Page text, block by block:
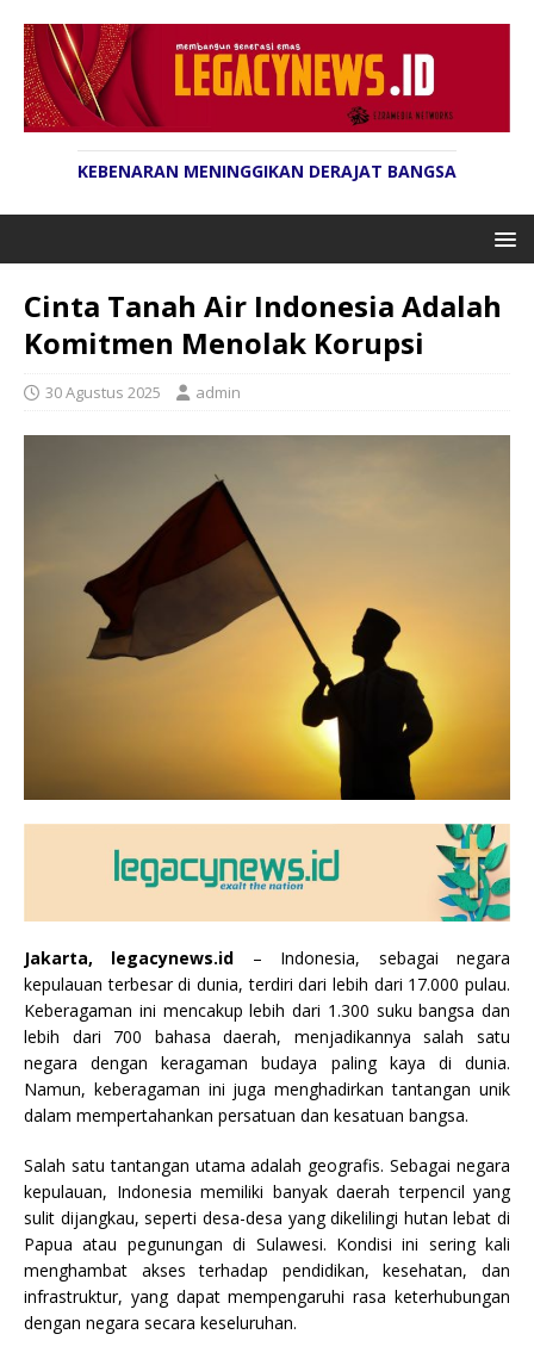
KEBENARAN MENINGGIKAN DERAJAT BANGSA
Cinta Tanah Air Indonesia Adalah
Komitmen Menolak Korupsi
30 Agustus 2025 admin
Jakarta, legacynews.id – Indonesia, sebagai negara
kepulauan terbesar di dunia, terdiri dari lebih dari 17.000 pulau.
Keberagaman ini mencakup lebih dari 1.300 suku bangsa dan
lebih dari 700 bahasa daerah, menjadikannya salah satu
negara dengan keragaman budaya paling kaya di dunia.
Namun, keberagaman ini juga menghadirkan tantangan unik
dalam mempertahankan persatuan dan kesatuan bangsa.
Salah satu tantangan utama adalah geografis. Sebagai negara
kepulauan, Indonesia memiliki banyak daerah terpencil yang
sulit dijangkau, seperti desa-desa yang dikelilingi hutan lebat di
Papua atau pegunungan di Sulawesi. Kondisi ini sering kali
menghambat akses terhadap pendidikan, kesehatan, dan
infrastruktur, yang dapat mempengaruhi rasa keterhubungan
dengan negara secara keseluruhan.